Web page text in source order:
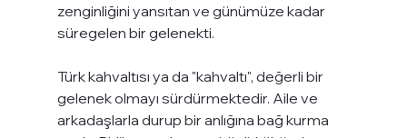
zenginliğini yansıtan ve günümüze kadar
süregelen bir gelenekti.
Türk kahvaltısı ya da "kahvaltı", değerli bir
gelenek olmayı sürdürmektedir. Aile ve
arkadaşlarla durup bir anlığına bağ kurma